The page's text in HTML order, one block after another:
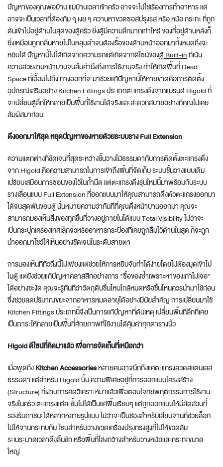
ปัญหาของคุณพ่อบ้าน แม่บ้านเวลาเข้าครัว อาจจะไม่ใช่เรื่องการทำอาหาร แต่
อาจจะเป็นเวลาที่ต้องก้ม ๆ เงย ๆ ควานหาขวดซอสปรุงรส หรือ หม้อ กระทะ ที่ถูก
ดันเข้าไปอยู่ด้านในสุดของตู้ครัว ยิ่งตู้มีความลึกมากเท่าไหร่ ของที่อยู่ด้านหลังก็
ยิ่งเหมือนถูกกลืนหายไปในหลุมดำจนต้องรื้อของด้านหน้าออกมาทั้งหมดถึงจะ
หยิบได้ ปัญหานี้ไม่ได้เกิดจากความรกแต่เกิดจากดีไซน์ของตู้ Built-inที่เน้น
ความสวยงามหน้าบานจนลืมคำนึงถึงการใช้งานจริง ทำให้เกิดพื้นที่ Dead
Space ที่เอื้อมไม่ถึง ทางออกที่จะมาช่วยแก้ปัญหานี้ให้หายขาดคือการติดตั้ง
อุปกรณ์เสริมอย่างKitchen Fittingsประเภทตะแกรงดึงจากแบรนด์Higoldที่
จะเปลี่ยนตู้ลึกให้กลายเป็นพื้นที่ใช้งานได้จริงและสะดวกสบายอย่างที่คุณไม่เคย
สัมผัสมาก่อน
ดึงออกมาให้สุด หยุดปัญหาของหายด้วยระบบราง Full Extension
ความแตกต่างที่ชัดเจนที่สุดระหว่างชั้นวางไม้ธรรมดากับการติดตั้งตะแกรงดึง
จากHigoldคือความสามารถในการเข้าถึงพื้นที่จัดเก็บ ระบบชั้นวางแบบเดิม
เปรียบเสมือนการซ่อนของไว้ในถ้ำมืด แต่ตะแกรงดึงรุ่นใหม่นี้มาพร้อมกับระบบ
รางเลื่อนแบบ Full Extension ที่ออกแบบมาให้คุณสามารถดึงตัวตะแกรงออกมา
ได้จนสุดพ้นขอบตู้ นั่นหมายความว่าทันทีที่คุณดึงหน้าบานออกมา คุณจะ
สามารถมองเห็นสิ่งของทุกชิ้นที่วางอยู่ภายในได้แบบ Total Visibility ไม่ว่าจะ
เป็นกระปุกเครื่องเทศเล็กจิ๋วหรืออาหารกระป๋องที่เคยถูกลืมไว้ด้านในสุด ก็จะถูก
นำออกมาโชว์ให้เห็นอย่างชัดเจนในระดับสายตา
การมองเห็นที่ทั่วถึงนี้ไม่เพียงแต่ช่วยให้การหยิบจับทำได้ง่ายโดยไม่ต้องมุดเข้าไป
ในตู้ แต่ยังช่วยแก้ปัญหาคลาสสิกอย่างการ "ซื้อของซ้ำเพราะหาของเก่าไม่เจอ"
ได้อย่างชะงัด คุณจะรู้ทันทีว่าวัตถุดิบชิ้นไหนใกล้หมดหรือชิ้นไหนควรนำมาใช้ก่อน
ซึ่งช่วยลดปริมาณขยะจากอาหารหมดอายุได้อย่างมีนัยสำคัญ การเปลี่ยนมาใช้
Kitchen Fittingsประเภทนี้จึงเป็นการแก้ปัญหาที่ต้นเหตุ เปลี่ยนพื้นที่ลึกที่เคย
เป็นภาระให้กลายเป็นพื้นที่ศักยภาพที่ใช้งานได้คุ้มค่าทุกตารางนิ้ว
Higold ดีไซน์ที่คิดมาแล้ว เพื่อการจัดเก็บที่เหนือกว่า
เมื่อพูดถึงKitchen Accessoriesหลายคนอาจนึกถึงแค่ตะแกรงลวดสแตนเลส
ธรรมดา แต่สำหรับHigoldนั้น ความพิเศษอยู่ที่การออกแบบโครงสร้าง
(Structure) ที่ผ่านการคิดวิเคราะห์มาแล้วเพื่อตอบโจทย์พฤติกรรมการใช้งาน
จริงในครัว ตะแกรงแต่ละชั้นไม่ได้เป็นแค่พื้นเรียบๆ แต่ถูกออกแบบให้มีสัดส่วนที่
รองรับภาชนะได้หลากหลายรูปแบบ ไม่ว่าจะเป็นช่องสำหรับเสียบจานที่ช่วยล็อก
ไม่ให้จานกระทบกัน โซนสำหรับวางขวดเครื่องปรุงทรงสูงที่ไม่ให้ขวดล้ม
ระเนระนาดเวลาดึงลิ้นชัก หรือพื้นที่โล่งกว้างสำหรับวางหม้อและกระทะขนาด
ใหญ่